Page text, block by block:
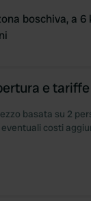
boschiva, a
e tariffe
basata su 2
costi